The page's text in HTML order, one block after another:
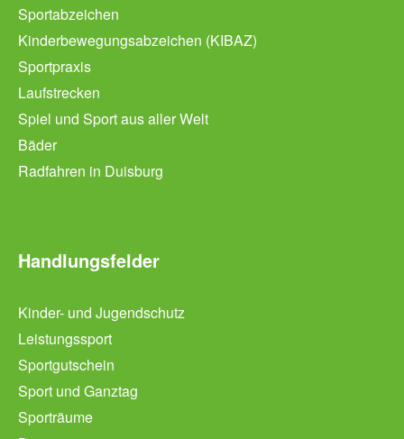
Sportabzeichen
Kinderbewegungsabzeichen (KIBAZ)
Sportpraxis
Laufstrecken
Spiel und Sport aus aller Welt
Bäder
Radfahren in Duisburg
Handlungsfelder
Kinder- und Jugendschutz
Leistungssport
Sportgutschein
Sport und Ganztag
Sporträume